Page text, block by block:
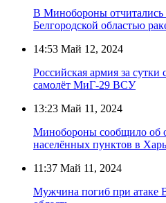
В Минобороны
Белгородской областью
14:53 Май 12, 2024
Российская армия за сутки
самолёт МиГ-29 ВСУ
13:23 Май 11, 2024
Минобороны сообщило об
населённых пунктов в
11:37 Май 11, 2024
Мужчина погиб при атаке